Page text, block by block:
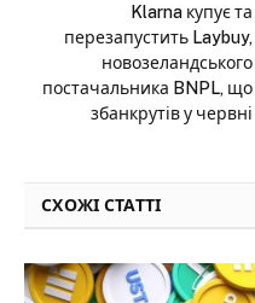
Klarna купує та
перезапустить Laybuy,
новозеландського
постачальника BNPL, що
збанкрутів у червні
СХОЖІ СТАТТІ